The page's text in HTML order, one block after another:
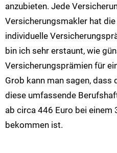
anzubieten. Jede
Versicherungsmakler hat
individuelle
bin ich sehr erstaunt, wie
Versicherungsprämien für
Grob kann man sagen,
diese umfassende
ab circa 446 Euro bei einem
bekommen ist.